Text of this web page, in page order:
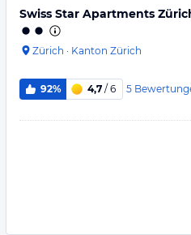
Swiss Star Apartments
Zürich · Kanton Zürich
92% 4,7 / 6 5